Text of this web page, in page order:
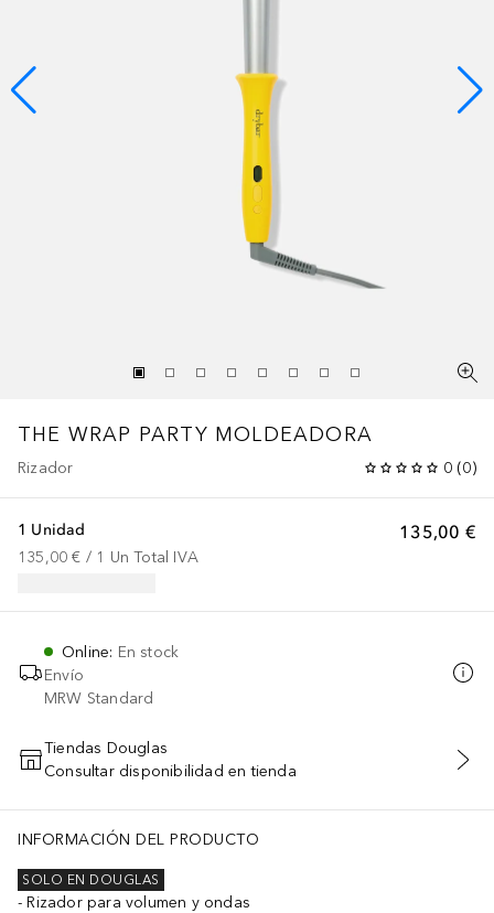
THE WRAP PARTY MOLDEADORA
Rizador 0 (0)
135,00 €
1 Unidad
135,00 € / 1 Un Total IVA
Online: En stock
Envío
MRW Standard
AÑADIR AL CARRITO
Tiendas Douglas
Consultar disponibilidad en tienda
INFORMACIÓN DEL PRODUCTO
SOLO EN DOUGLAS
Rizador para volumen y ondas